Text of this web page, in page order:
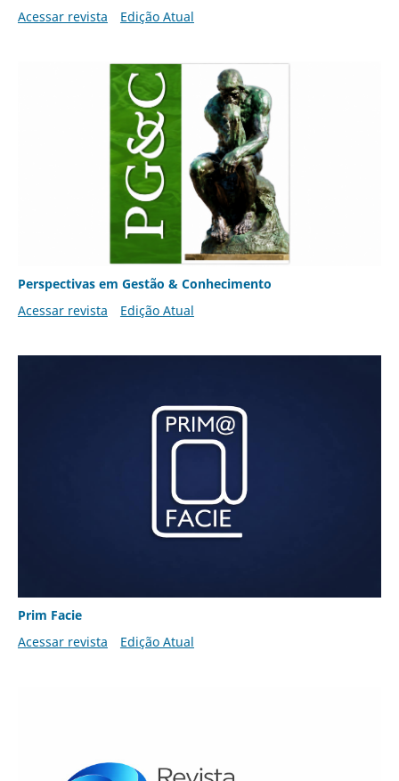
Acessar revista
Edição Atual
Perspectivas em Gestão & Conhecimento
Acessar revista
Edição Atual
Prim Facie
Acessar revista
Edição Atual